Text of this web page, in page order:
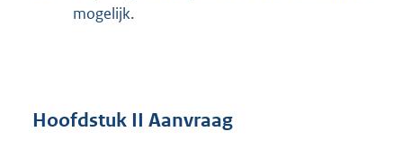
mogelijk.
Hoofdstuk II Aanvraag